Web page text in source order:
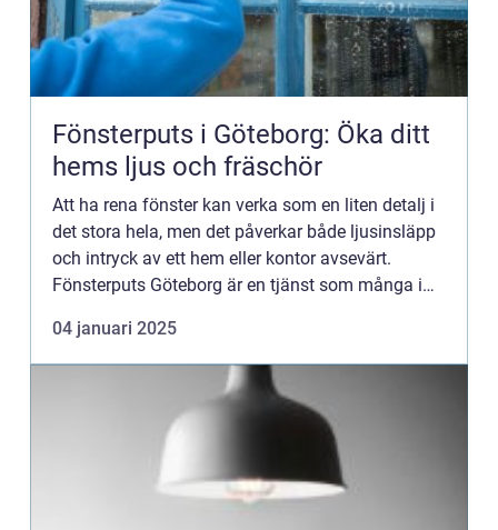
Fönsterputs i Göteborg: Öka ditt
hems ljus och fräschör
Att ha rena fönster kan verka som en liten detalj i
det stora hela, men det påverkar både ljusinsläpp
och intryck av ett hem eller kontor avsevärt.
Fönsterputs Göteborg är en tjänst som många i
04 januari 2025